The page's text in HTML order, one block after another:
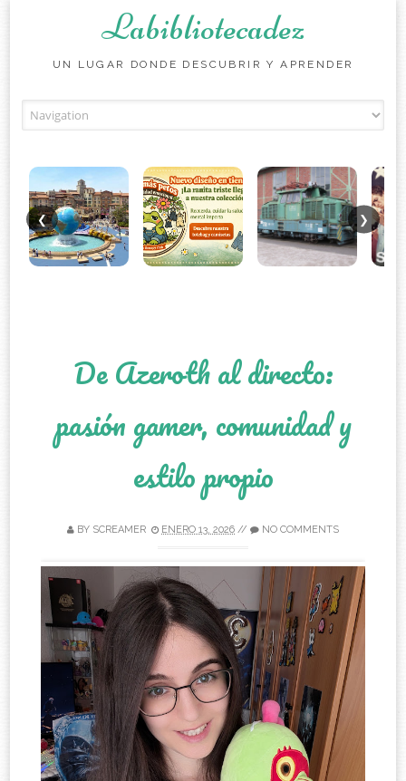
Labibliotecadez
UN LUGAR DONDE DESCUBRIR Y APRENDER
❮ ❯
De Azeroth al directo:
pasión gamer, comunidad y
estilo propio
BY SCREAMER ENERO 13, 2026 // NO COMMENTS